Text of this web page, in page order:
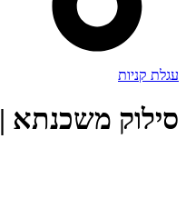
עגלת קניות
סילוק משכנתא |O@|